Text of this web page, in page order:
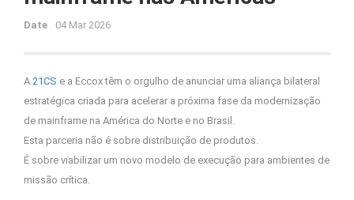
Date 04 Mar 2026
A 21CS e a Eccox têm o orgulho de anunciar uma aliança bilateral
estratégica criada para acelerar a próxima fase da modernização
de mainframe na América do Norte e no Brasil.
Esta parceria não é sobre distribuição de produtos.
É sobre viabilizar um novo modelo de execução para ambientes de
missão crítica.